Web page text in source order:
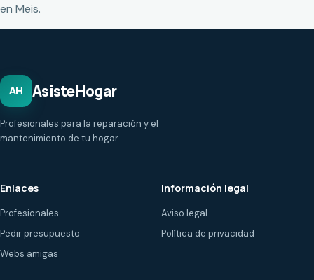
en Meis.
AH AsisteHogar
Profesionales para la reparación y el
mantenimiento de tu hogar.
Enlaces
Profesionales
Pedir presupuesto
Webs amigas
Información legal
Aviso legal
Política de privacidad